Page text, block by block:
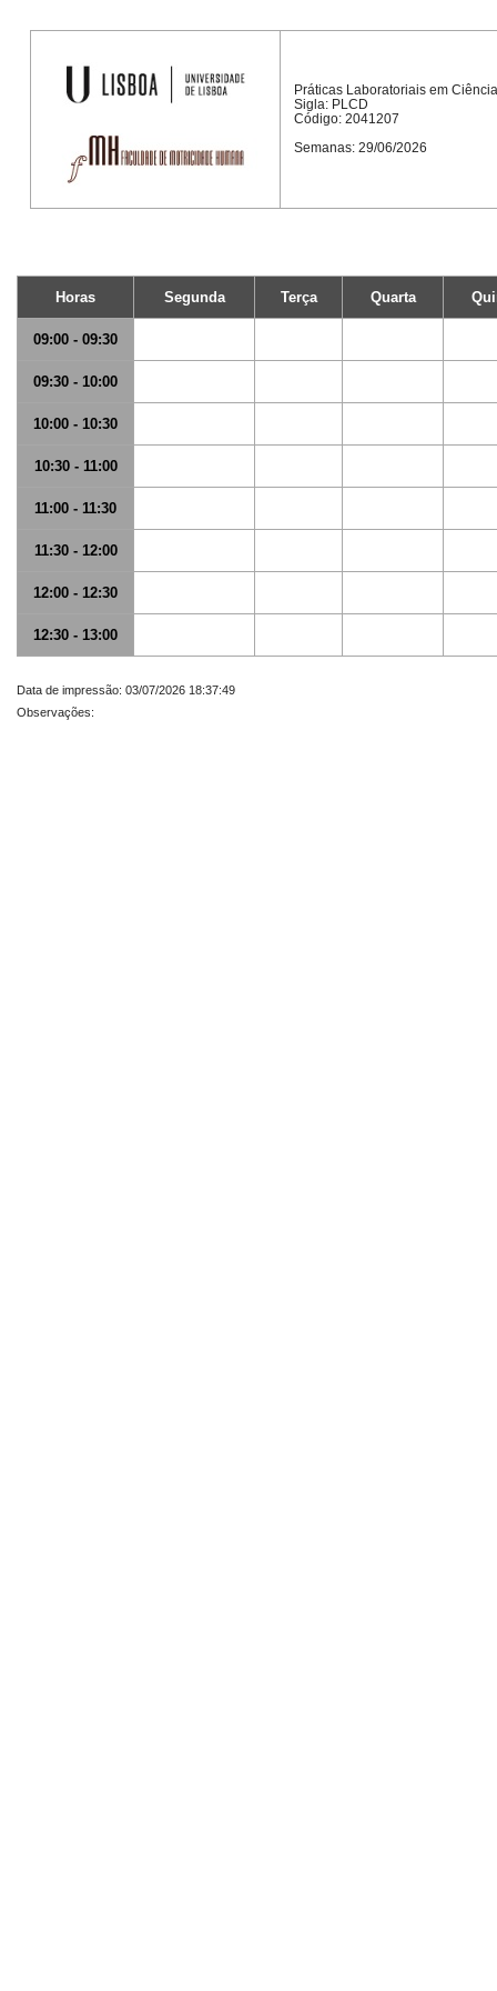
Práticas Laboratoriais em
Sigla: PLCD
Código: 2041207
Semanas: 29/06/2026
Horas Segunda Terça Quarta
09:00 - 09:30
09:30 - 10:00
10:00 - 10:30
10:30 - 11:00
11:00 - 11:30
11:30 - 12:00
12:00 - 12:30
12:30 - 13:00
Data de impressão: 03/07/2026 18:37:49
Observações: